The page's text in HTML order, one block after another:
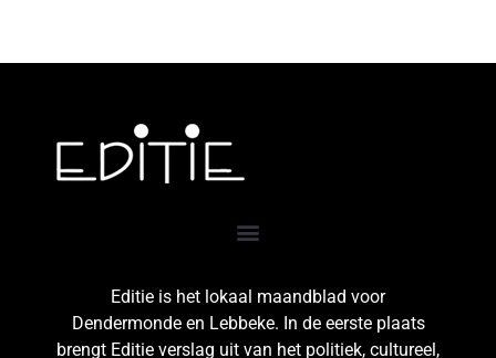
Editie is het lokaal maandblad voor
Dendermonde en Lebbeke. In de eerste plaats
brengt Editie verslag uit van het politiek, cultureel,